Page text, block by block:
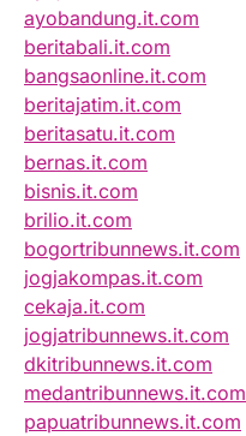
ayobandung.it.com
beritabali.it.com
bangsaonline.it.com
beritajatim.it.com
beritasatu.it.com
bernas.it.com
bisnis.it.com
brilio.it.com
bogortribunnews.it.com
jogjakompas.it.com
cekaja.it.com
jogjatribunnews.it.com
dkitribunnews.it.com
medantribunnews.it.com
papuatribunnews.it.com